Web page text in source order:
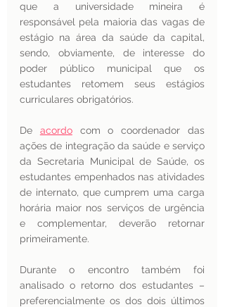
que a universidade mineira é
responsável pela maioria das vagas de
estágio na área da saúde da capital,
sendo, obviamente, de interesse do
poder público municipal que os
estudantes retomem seus estágios
curriculares obrigatórios.
De acordo com o coordenador das
ações de integração da saúde e serviço
da Secretaria Municipal de Saúde, os
estudantes empenhados nas atividades
de internato, que cumprem uma carga
horária maior nos serviços de urgência
e complementar, deverão retornar
primeiramente.
Durante o encontro também foi
analisado o retorno dos estudantes –
preferencialmente os dos dois últimos